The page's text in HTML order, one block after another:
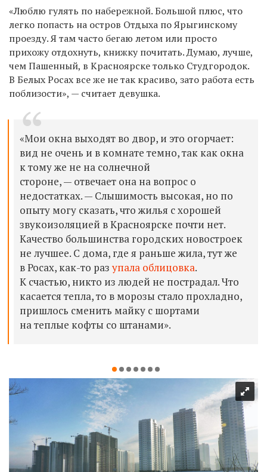
«Люблю гулять по набережной. Большой плюс, что
легко попасть на остров Отдыха по Ярыгинскому
проезду. Я там часто бегаю летом или просто
прихожу отдохнуть, книжку почитать. Думаю, лучше,
чем Пашенный, в Красноярске только Студгородок.
В Белых Росах все же не так красиво, зато работа есть
поблизости», — считает девушка.
«Мои окна выходят во двор, и это огорчает:
вид не очень и в комнате темно, так как окна
к тому же не на солнечной
стороне, — отвечает она на вопрос о
недостатках. — Слышимость высокая, но по
опыту могу сказать, что жилья с хорошей
звукоизоляцией в Красноярске почти нет.
Качество большинства городских новостроек
не лучшее. С дома, где я раньше жила, тут же
в Росах, как-то раз упала облицовка.
К счастью, никто из людей не пострадал. Что
касается тепла, то в морозы стало прохладно,
пришлось сменить майку с шортами
на теплые кофты со штанами».